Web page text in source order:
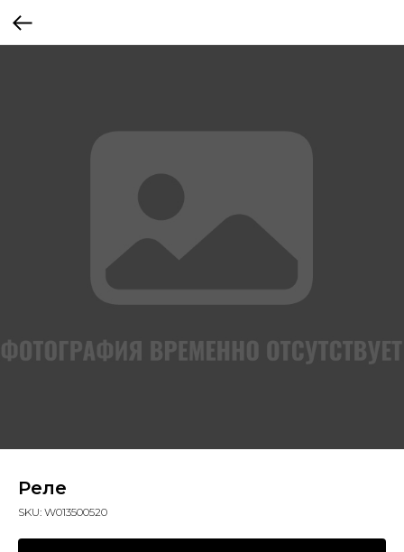
Реле
SKU: W013500520